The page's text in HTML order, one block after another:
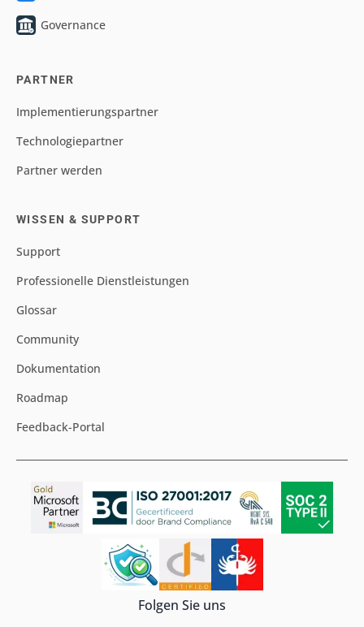
Governance
PARTNER
Implementierungspartner
Technologiepartner
Partner werden
WISSEN & SUPPORT
Support
Professionelle Dienstleistungen
Glossar
Community
Dokumentation
Roadmap
Feedback-Portal
Folgen Sie uns